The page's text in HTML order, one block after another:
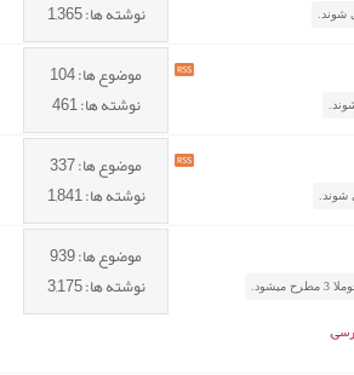
این
انجمن
نوشته ها: 1,365
مشاهده
این
انجمن
موضوع ها: 104
نوشته ها: 461
مشاهده
این
موضوع ها: 337
نوشته ها: 1,841
,
موضوع ها: 939
نوشته ها: 3,175